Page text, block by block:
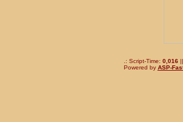
.: Script-Time: 0,016||
Powered by ASP-